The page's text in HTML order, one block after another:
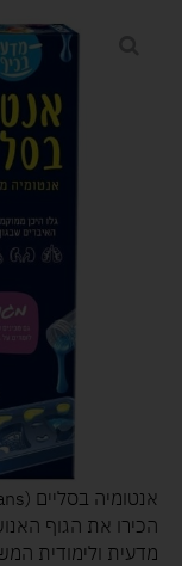
אנטומיה בסליים (Squishy Organs) – מבית Kosmos 🧠🧪
הכירו את הגוף
מדעית ולימודית